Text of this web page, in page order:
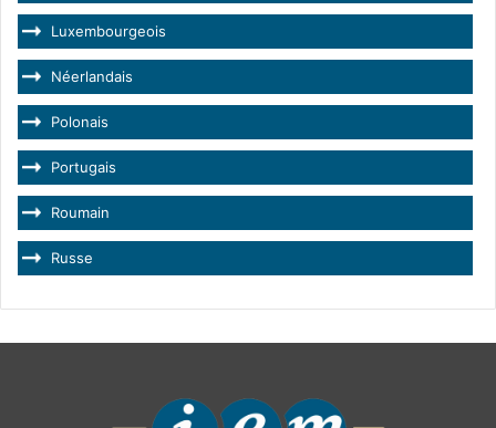
Luxembourgeois
Néerlandais
Polonais
Portugais
Roumain
Russe